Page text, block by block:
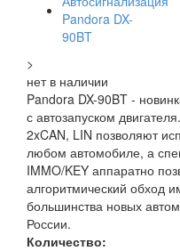
>
нет в наличии
Pandora DX-90BT -
с автозапуском
2xCAN, LIN позволяют
любом автомобиле, а
IMMO/KEY аппаратно
алгоритмический обход
большинства новых
России.
Количество: